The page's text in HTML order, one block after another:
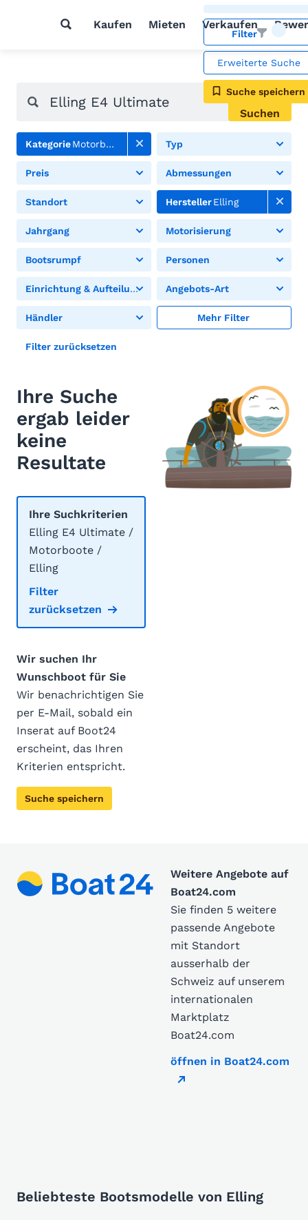
Kaufen Mieten Verkaufen
Filter
Erweiterte Suche
Suche speichern
Suchen
KategorieMotorboote Typ
Preis Abmessungen
Standort HerstellerElling
Jahrgang Motorisierung
Bootsrumpf Personen
Einrichtung & Aufteilung Angebots-Art
Händler Mehr Filter
Filter zurücksetzen
Ihre Suche
ergab leider
keine
Resultate
Ihre Suchkriterien
Elling E4 Ultimate /
Motorboote /
Elling
Filter
zurücksetzen
Wir suchen Ihr
Wunschboot für Sie
Wir benachrichtigen Sie
per E-Mail, sobald ein
Inserat auf Boot24
erscheint, das Ihren
Kriterien entspricht.
Suche speichern
Weitere Angebote auf
Boat24.com
Sie finden 5 weitere
passende Angebote
mit Standort
ausserhalb der
Schweiz auf unserem
internationalen
Marktplatz
Boat24.com
öffnen in Boat24.com
Beliebteste Bootsmodelle von Elling